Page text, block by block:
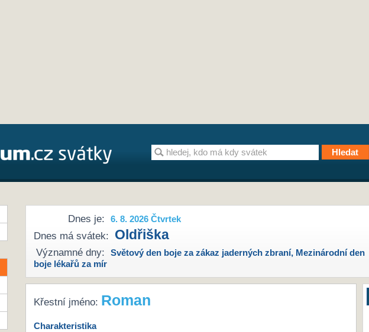
Dnes je: 6. 8. 2026 Čtvrtek
Dnes má svátek: Oldřiška
Významné dny: Světový den boje za zákaz jaderných zbraní, Mezinárodní den
boje lékařů za mír
Křestní jméno: Roman
Charakteristika